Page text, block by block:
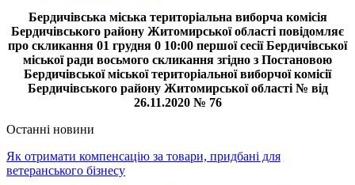
Бердичівська міська територіальна виборча комісія
Бердичівського району Житомирської області повідомляє
про скликання 01 грудня 0 10:00 першої сесії Бердичівської
міської ради восьмого скликання згідно з Постановою
Бердичівської міської територіальної виборчої комісії
Бердичівського району Житомирської області № від
26.11.2020 № 76
Останні новини
Як отримати компенсацію за товари, придбані для
ветеранського бізнесу